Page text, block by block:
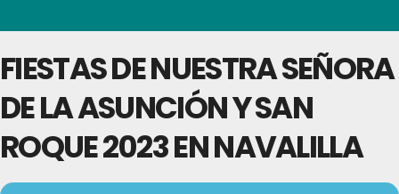
FIESTAS DE NUESTRA SEÑORA
DE LA ASUNCIÓN Y SAN
ROQUE 2023 EN NAVALILLA